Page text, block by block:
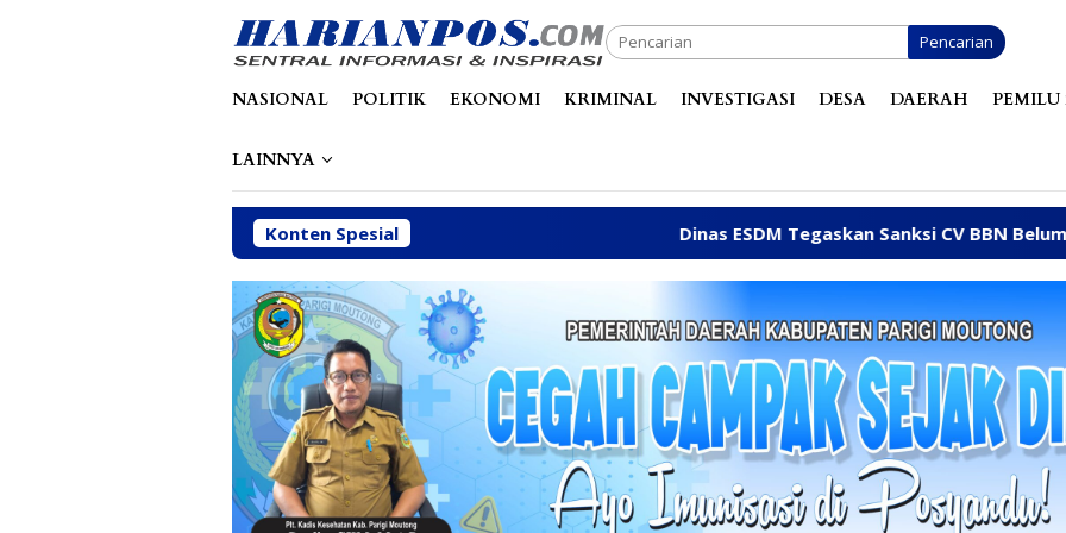
Pencarian
NASIONAL POLITIK EKONOMI KRIMINAL INVESTIGASI DESA DAERAH PEMILU
LAINNYA
Konten Spesial Dinas ESDM Tegaskan Sanksi CV BBN Belum Dicabut, Masih